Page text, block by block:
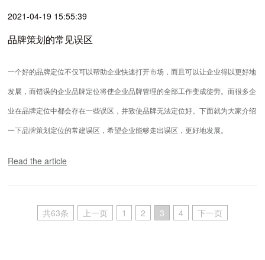
2021-04-19 15:55:39
品牌策划的常见误区
一个好的品牌定位不仅可以帮助企业快速打开市场，而且可以让企业得以更好地
发展，而错误的企业品牌定位将使企业品牌管理的全部工作变成徒劳。而很多企
业在品牌定位中都会存在一些误区，并致使品牌无法定位好。下面就为大家介绍
一下品牌策划定位的常建误区，希望企业能够走出误区，更好地发展。
Read the article
共63条 上一页 1 2 3 4 下一页